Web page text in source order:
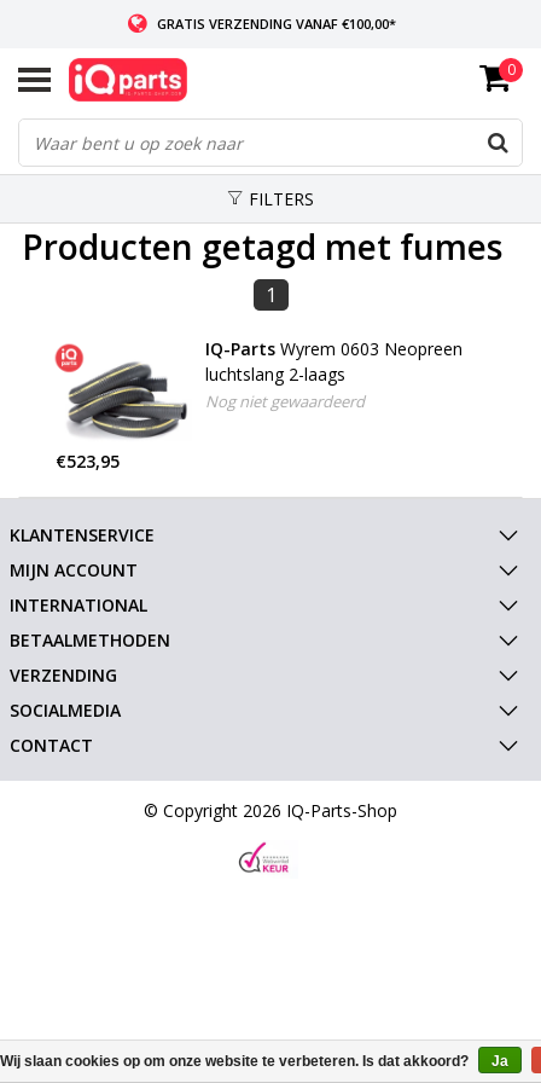
GRATIS VERZENDING VANAF €100,00*
INDIEN VOORRADIG: VOOR 14:00 BESTELD, ZELFDE DAG VERZONDEN
WERELDWIJDE LEVERING
0
FILTERS
Producten getagd met fumes
1
IQ-Parts Wyrem 0603 Neopreen
luchtslang 2-laags
Nog niet gewaardeerd
€523,95
KLANTENSERVICE
MIJN ACCOUNT
INTERNATIONAL
BETAALMETHODEN
VERZENDING
SOCIALMEDIA
CONTACT
© Copyright 2026 IQ-Parts-Shop
Wij slaan cookies op om onze website te verbeteren. Is dat akkoord? Ja